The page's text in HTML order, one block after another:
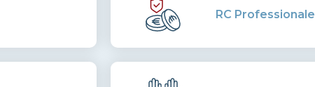
RC Professionale